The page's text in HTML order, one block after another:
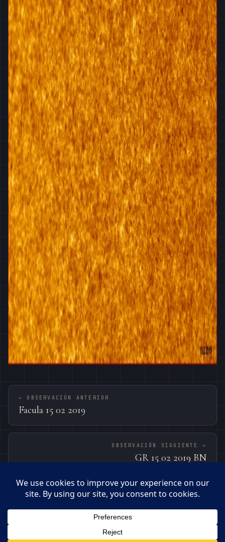
← OBSERVACIÓN ANTERIOR
Facula 15 02 2019
OBSERVACIÓN SIGUIENTE →
GR 15 02 2019 BN
© 2026 · OBSERVATORI DE BEGUES – PEPE MANTECA
MANTECA0359@GMAIL.COM